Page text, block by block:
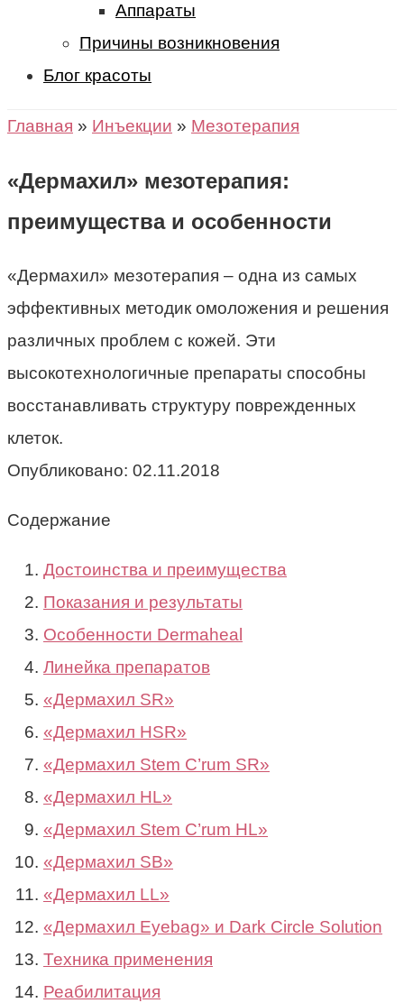
Аппараты
Причины возникновения
Блог красоты
Главная » Инъекции » Мезотерапия
«Дермахил» мезотерапия:
преимущества и особенности
«Дермахил» мезотерапия – одна из самых
эффективных методик омоложения и решения
различных проблем с кожей. Эти
высокотехнологичные препараты способны
восстанавливать структуру поврежденных
клеток.
Опубликовано: 02.11.2018
Содержание
Достоинства и преимущества
Показания и результаты
Особенности Dermaheal
Линейка препаратов
«Дермахил SR»
«Дермахил HSR»
«Дермахил Stem C’rum SR»
«Дермахил HL»
«Дермахил Stem C’rum HL»
«Дермахил SB»
«Дермахил LL»
«Дермахил Eyebag» и Dark Circle Solution
Техника применения
Реабилитация